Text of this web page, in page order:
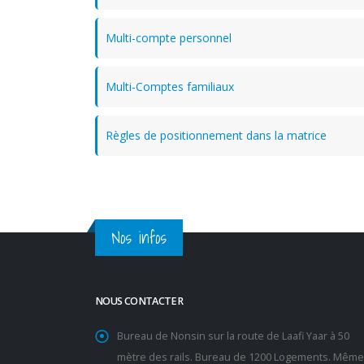
Multi-compte personnel
Multi-Comptes familiaux
Règles de positionnement dans la matrice
Nos infos
NOUS CONTACTER
Bureau de Nonsin sur la route de Laafi Yaar à 50
mètre des rails. Bureau de 1200 Logements.